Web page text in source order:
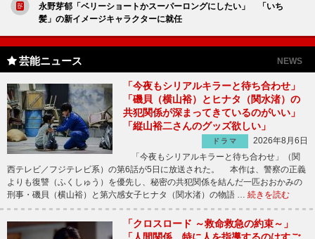
永野芽郁「ベリーショートかスーパーロングにしたい」 「いち
髪」の新イメージキャラクターに就任
芸能ニュース NEWS
「今夜もシリアルキラーと待ち合わせ」
「磯貝（横山裕）とヒナタ（関水渚）の
共犯関係が深まってきているのがいい」
「縦山裕二さんのグッズ欲しい」
ドラマ
2026年8月6日
「今夜もシリアルキラーと待ち合わせ」（関
西テレビ／フジテレビ系）の第6話が5日に放送された。 本作は、警察の正義
よりも復讐（ふくしゅう）を優先し、秘密の共犯関係を結んだ一匹おおかみの
刑事・磯貝（横山裕）と第六感女子ヒナタ（関水渚）の物語 … 続きを読む
「クロスロード ～救命救急の約束～」